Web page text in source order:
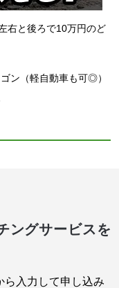
右と後ろで10万円のど
ン（軽自動車も可◎）
ングサービスを
ら入力して申し込み